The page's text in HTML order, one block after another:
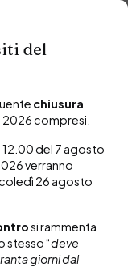
del
chiusura
compresi.
del 7 agosto
verranno
26 agosto
si rammenta
stesso “deve
giorni dal